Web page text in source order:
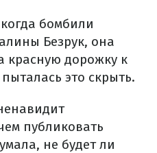
бомбили
Безрук, она
красную дорожку к
это скрыть.
публиковать
не будет ли